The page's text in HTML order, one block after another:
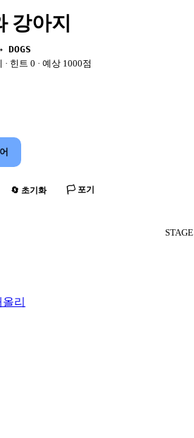
강아지
DOGS
· 힌트 0 · 예상 1000점
🔄 초기화 🏳️ 포기
STAGE
올리